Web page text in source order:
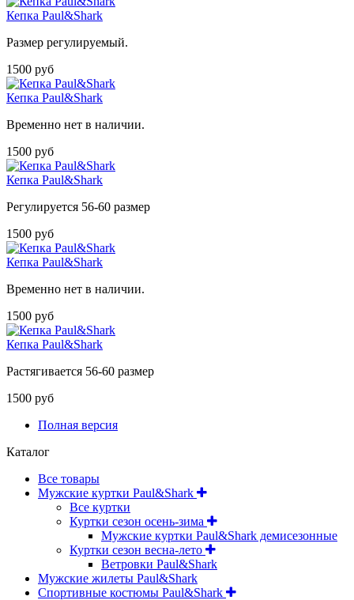
Кепка Paul&Shark
Размер регулируемый.
1500 руб
Кепка Paul&Shark
Временно нет в наличии.
1500 руб
Кепка Paul&Shark
Регулируется 56-60 размер
1500 руб
Кепка Paul&Shark
Временно нет в наличии.
1500 руб
Кепка Paul&Shark
Растягивается 56-60 размер
1500 руб
Полная версия
Каталог
Все товары
Мужские куртки Paul&Shark
Все куртки
Куртки сезон осень-зима
Мужские куртки Paul&Shark демисезонные
Куртки сезон весна-лето
Ветровки Paul&Shark
Мужские жилеты Paul&Shark
Спортивные костюмы Paul&Shark